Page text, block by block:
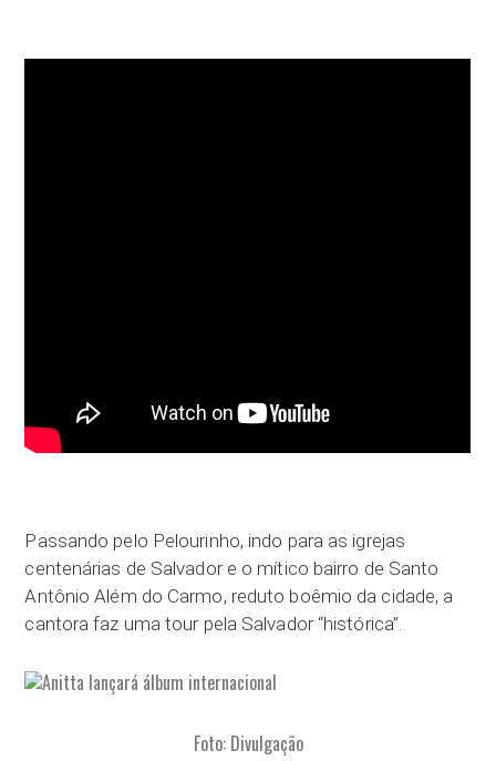
Passando pelo Pelourinho, indo para as igrejas
centenárias de Salvador e o mítico bairro de Santo
Antônio Além do Carmo, reduto boêmio da cidade, a
cantora faz uma tour pela Salvador “histórica”.
Foto: Divulgação